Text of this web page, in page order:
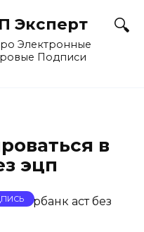
Эксперт
Электронные
Подписи
в
эцп